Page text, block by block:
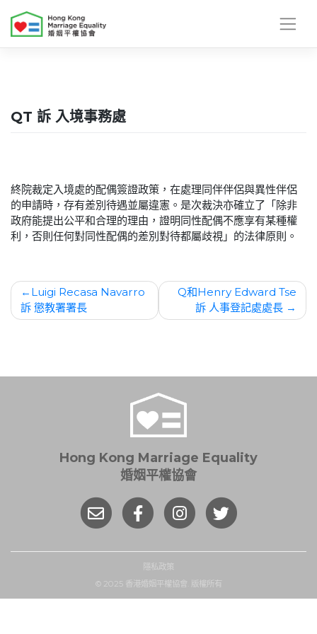
content
QT 訴 入境事務處
終院裁定入境處的配偶簽證政策，在處理同伴伴侶與異性伴侶
的申請時，存有差別待遇並屬違憲。是次裁決亦確立了「除非
政府能提出公平和合理的理由，證明同性配偶不應享有某種權
利，否則任何對同性配偶的差別對待都屬歧視」的法律原則。
文
章
Luigi Recasa Navarro
訴 懲教署署長
Q和Henry Edward Tse
訴 人事登記處處長
Hong Kong Marriage Equality
婚姻平權協會
隱私政策
© 2025 香港婚姻平權協會. 版權所有